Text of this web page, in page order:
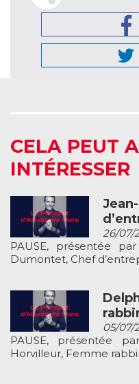
CELA PEUT
INTÉRESSER
26/07/
PAUSE, présentée
Dumontet, Chef
05/07/
PAUSE, présentée
Horvilleur, Femme